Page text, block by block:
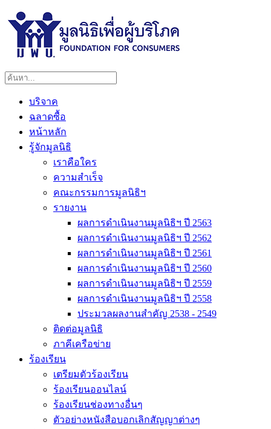
บริจาค
ฉลาดซื้อ
หน้าหลัก
รู้จักมูลนิธิ
เราคือใคร
ความสำเร็จ
คณะกรรมการมูลนิธิฯ
รายงาน
ผลการดำเนินงานมูลนิธิฯ ปี 2563
ผลการดำเนินงานมูลนิธิฯ ปี 2562
ผลการดำเนินงานมูลนิธิฯ ปี 2561
ผลการดำเนินงานมูลนิธิฯ ปี 2560
ผลการดำเนินงานมูลนิธิฯ ปี 2559
ผลการดำเนินงานมูลนิธิฯ ปี 2558
ประมวลผลงานสำคัญ 2538 - 2549
ติดต่อมูลนิธิ
ภาคีเครือข่าย
ร้องเรียน
เตรียมตัวร้องเรียน
ร้องเรียนออนไลน์
ร้องเรียนช่องทางอื่นๆ
ตัวอย่างหนังสือบอกเลิกสัญญาต่างๆ